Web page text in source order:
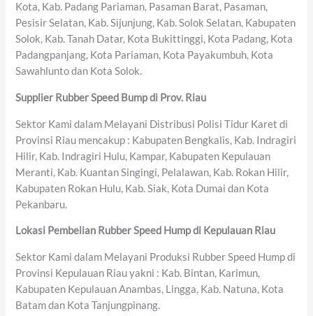
Kota, Kab. Padang Pariaman, Pasaman Barat, Pasaman,
Pesisir Selatan, Kab. Sijunjung, Kab. Solok Selatan, Kabupaten
Solok, Kab. Tanah Datar, Kota Bukittinggi, Kota Padang, Kota
Padangpanjang, Kota Pariaman, Kota Payakumbuh, Kota
Sawahlunto dan Kota Solok.
Supplier Rubber Speed Bump di Prov. Riau
Sektor Kami dalam Melayani Distribusi Polisi Tidur Karet di
Provinsi Riau mencakup : Kabupaten Bengkalis, Kab. Indragiri
Hilir, Kab. Indragiri Hulu, Kampar, Kabupaten Kepulauan
Meranti, Kab. Kuantan Singingi, Pelalawan, Kab. Rokan Hilir,
Kabupaten Rokan Hulu, Kab. Siak, Kota Dumai dan Kota
Pekanbaru.
Lokasi Pembelian Rubber Speed Hump di Kepulauan Riau
Sektor Kami dalam Melayani Produksi Rubber Speed Hump di
Provinsi Kepulauan Riau yakni : Kab. Bintan, Karimun,
Kabupaten Kepulauan Anambas, Lingga, Kab. Natuna, Kota
Batam dan Kota Tanjungpinang.